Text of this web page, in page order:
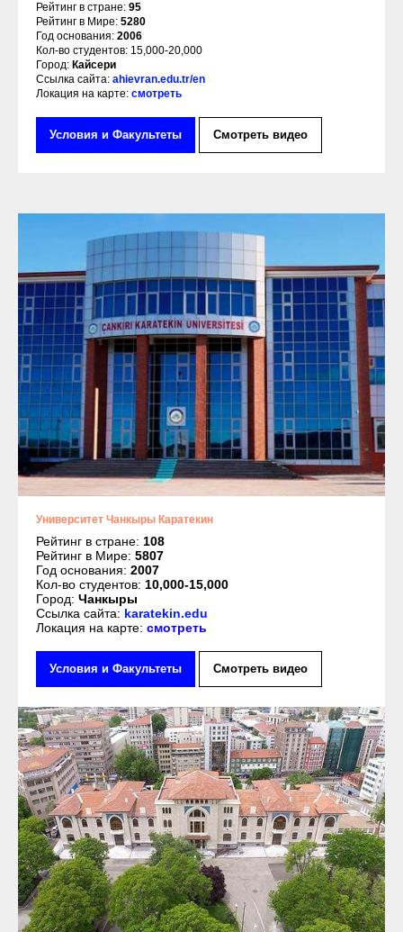
Рейтинг в стране: 95
Рейтинг в Мире: 5280
Год основания: 2006
Кол-во студентов: 15,000-20,000
Город: Кайсери
Ссылка сайта: ahievran.edu.tr/en
Локация на карте: смотреть
Условия и Факультеты Смотреть видео
Университет Чанкыры Каратекин
Рейтинг в стране: 108
Рейтинг в Мире: 5807
Год основания: 2007
Кол-во студентов: 10,000-15,000
Город: Чанкыры
Ссылка сайта: karatekin.edu
Локация на карте: смотреть
Условия и Факультеты Смотреть видео